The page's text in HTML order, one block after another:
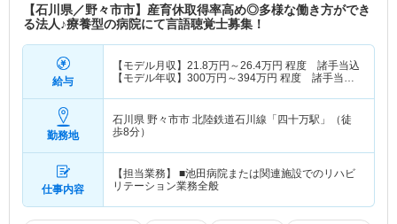
【石川県／野々市市】産育休取得率高め◎多様な働き方ができ
る法人♪療養型の病院にて言語聴覚士募集！
給与
【モデル月収】 21.8万円～26.4万円 程度 諸手当込
【モデル年収】 300万円～394万円 程度 諸手当・
勤務地
石川県 野々市市 北陸鉄道石川線「四十万駅」（徒
歩8分）
仕事内容
【担当業務】 ■池田病院または関連施設でのリハビ
リテーション業務全般